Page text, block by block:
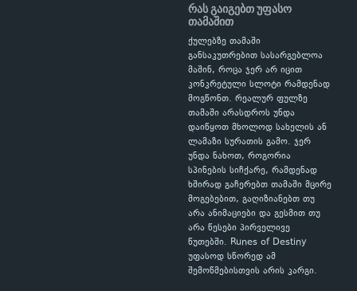
რას გაიგებთ უფასო
თამაშით
ქულებზე თამაში
განსაკუთრებით სასარგებლოა
მაშინ, როცა ჯერ არ იცით
კონკრეტული სლოტი რამდენად
მოგწონთ. რეალურ ფულზე
თამაში არასდროს უნდა
დაიწყოთ მხოლოდ სახელის ან
ლამაზი სურათის გამო. ჯერ
უნდა ნახოთ, როგორია
სპინების სიჩქარე, რამდენად
ხშირად გაჩერებთ თამაში მცირე
მოგებებით, გაღიზიანებთ თუ
არა ანიმაციები და გესმით თუ
არა წესები პირველივე
წუთებში. Runes of Destiny
უფასოდ სწორედ ამ
შემოწმებისთვის არის კარგი.